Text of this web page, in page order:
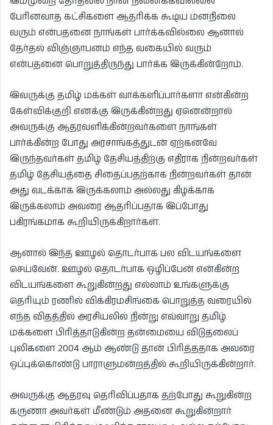
பேரினவாத கட்சிகளை ஆதரிக்க கூடிய மனநிலை
வரும் என்பதனை நாங்கள் பார்க்கவில்லை ஆனால்
தேர்தல் விஞ்ஞாபனம் எந்த வகையில் வரும்
என்பதனை பொறுத்திருந்து பார்க்க இருக்கின்றோம்.
இவருக்கு தமிழ் மக்கள் வாக்களிப்பார்களா என்கின்ற
கேள்விக்குறி எனக்கு இருக்கின்றது ஏனென்றால்
அவருக்கு ஆதரவளிக்கின்றவர்களை நாங்கள்
பார்க்கின்ற போது அரசாங்கத்துடன் ஏற்கனவே
இருந்தவர்கள் தமிழ் தேசியத்திற்கு எதிராக நின்றவர்கள்
தமிழ் தேசியத்தை சிதைப்பதற்காக நின்றவர்கள் தான்
அது வடக்காக இருக்கலாம் அல்லது கிழக்காக
இருக்கலாம் அவரை ஆதரிப்பதாக இப்போது
பகிரங்கமாக கூறியிருக்கிறார்கள்.
ஆனால் இந்த ஊழல் தொடர்பாக பல விடயங்களை
செய்வேன். ஊழல் தொடர்பாக ஒழிப்பேன் என்கின்ற
விடயங்களை கூறுகின்றது எல்லாம் உங்களுக்கு
தெரியும் ரணில் விக்கிரமசிங்கை பொறுத்த வரையில்
எந்த விதத்தில் அரசியலில் நின்று எவ்வாறு தமிழ்
மக்களை பிரித்தாடுகின்ற தன்மையை விடுதலைப்
புலிகளை 2004 ஆம் ஆண்டு தான் பிரித்ததாக அவரை
ஒப்புக்கொண்டு பாராளுமன்றத்தில் கூறியிருக்கின்றார்.
அவருக்கு ஆதரவு தெரிவிப்பதாக தற்போது கூறுகின்ற
கருணா அவர்கள் மீண்டும் அதனை கூறுகின்றார்